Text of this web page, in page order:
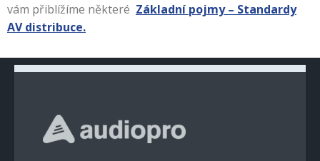
vám přiblížíme některé Základní pojmy – Standardy
AV distribuce.